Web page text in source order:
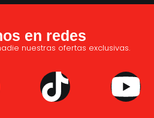
en redes
nuestras ofertas exclusivas.